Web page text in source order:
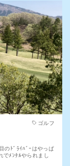
ゴルフ
のﾄﾞﾗｲﾊﾞｰはやっぱ
でﾒﾝﾀﾙやられまし